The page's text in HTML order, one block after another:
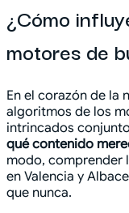
¿Cómo
motores de
En el corazón de la
algoritmos de los
intrincados
qué contenido
modo, comprender
en Valencia y
que nunca.